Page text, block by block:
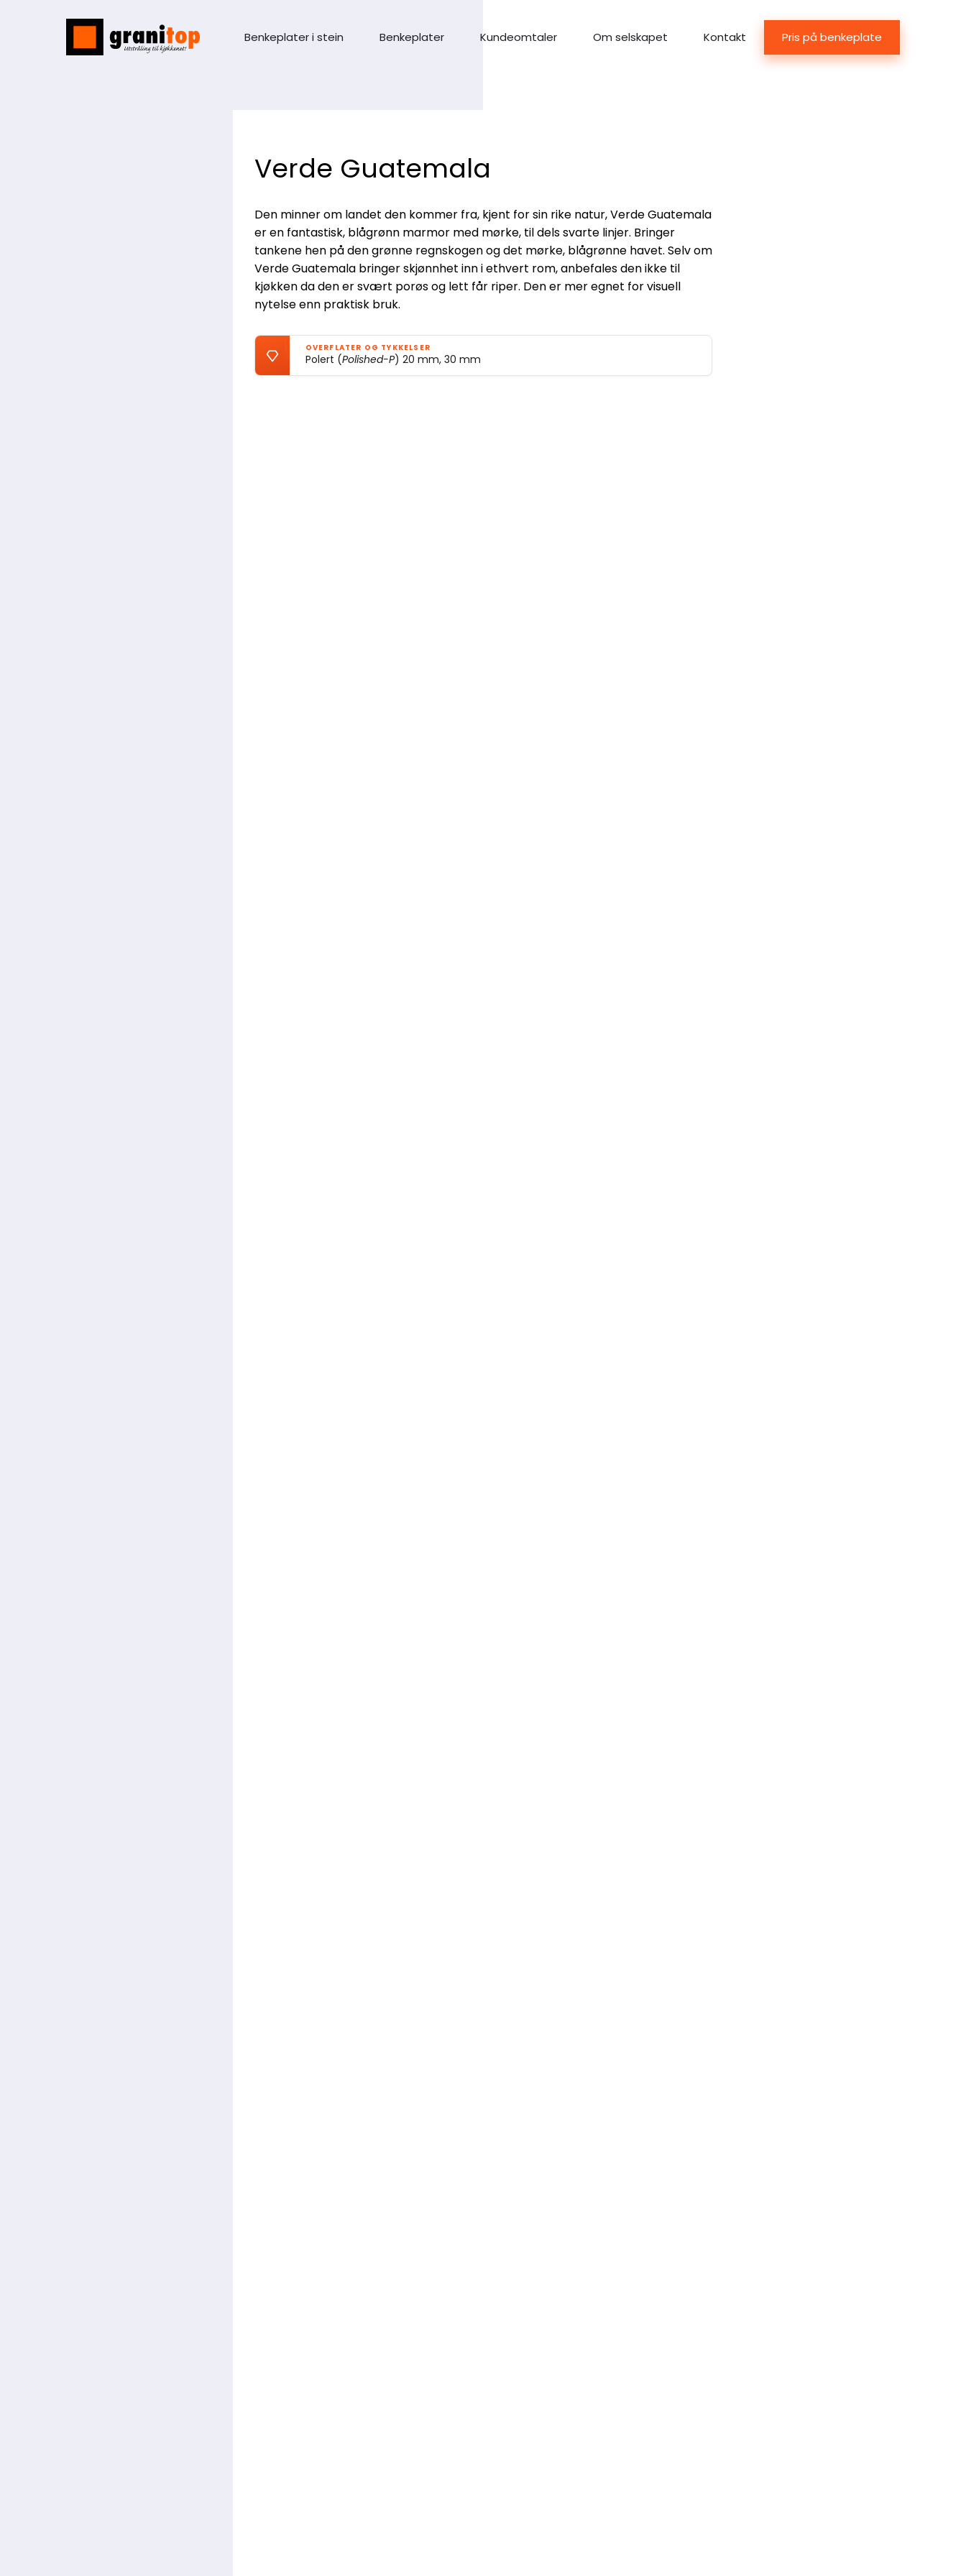
Benkeplater i stein Benkeplater Kundeomtaler Om selskapet Kontakt Pris på benkeplate
Verde Guatemala
Den minner om landet den kommer fra, kjent for sin rike natur, Verde Guatemala
er en fantastisk, blågrønn marmor med mørke, til dels svarte linjer. Bringer
tankene hen på den grønne regnskogen og det mørke, blågrønne havet. Selv om
Verde Guatemala bringer skjønnhet inn i ethvert rom, anbefales den ikke til
kjøkken da den er svært porøs og lett får riper. Den er mer egnet for visuell
nytelse enn praktisk bruk.
OVERFLATER OG TYKKELSER
Polert (Polished-P) 20 mm, 30 mm